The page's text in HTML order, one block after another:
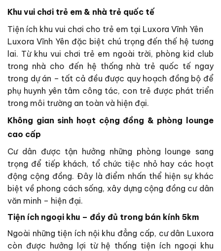
Khu vui chơi trẻ em & nhà trẻ quốc tế
Tiện ích khu vui chơi cho trẻ em tại Luxora Vĩnh Yên
Luxora Vĩnh Yên đặc biệt chú trọng đến thế hệ tương
lai. Từ khu vui chơi trẻ em ngoài trời, phòng kid club
trong nhà cho đến hệ thống nhà trẻ quốc tế ngay
trong dự án – tất cả đều được quy hoạch đồng bộ để
phụ huynh yên tâm công tác, con trẻ được phát triển
trong môi trường an toàn và hiện đại.
Không gian sinh hoạt cộng đồng & phòng lounge
cao cấp
Cư dân được tận hưởng những phòng lounge sang
trọng để tiếp khách, tổ chức tiệc nhỏ hay các hoạt
động cộng đồng. Đây là điểm nhấn thể hiện sự khác
biệt về phong cách sống, xây dựng cộng đồng cư dân
văn minh – hiện đại.
Tiện ích ngoại khu – đầy đủ trong bán kính 5km
Ngoài những tiện ích nội khu đẳng cấp, cư dân Luxora
còn được hưởng lợi từ hệ thống tiện ích ngoại khu